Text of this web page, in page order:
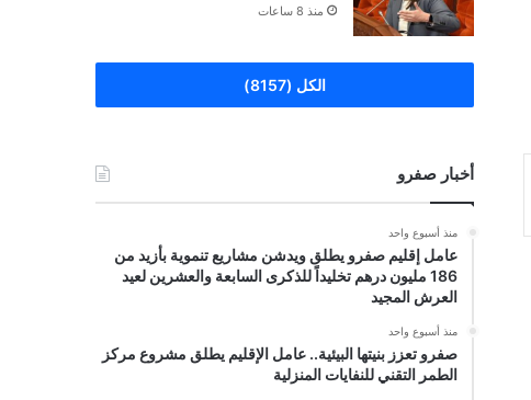
منذ 8 ساعات
الكل (8157)
أخبار صفرو
منذ أسبوع واحد
عامل إقليم صفرو يطلق ويدشن مشاريع تنموية بأزيد من
186 مليون درهم تخليداً للذكرى السابعة والعشرين لعيد
العرش المجيد
منذ أسبوع واحد
صفرو تعزز بنيتها البيئية.. عامل الإقليم يطلق مشروع مركز
الطمر التقني للنفايات المنزلية